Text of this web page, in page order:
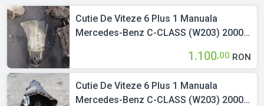
Cutie De Viteze 6 Plus 1 Manuala
Mercedes-Benz C-CLASS (W203) 2000 >
1.100,00 RON
Cutie De Viteze 6 Plus 1 Manuala
Mercedes-Benz C-CLASS (W203) 2000 >